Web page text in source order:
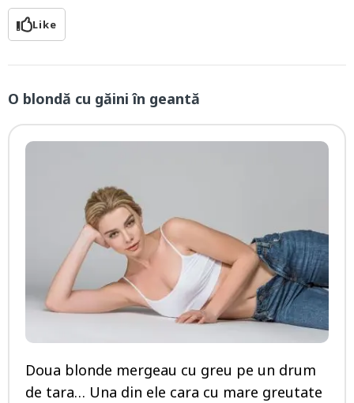
Like
O blondă cu găini în geantă
Doua blonde mergeau cu greu pe un drum
de tara… Una din ele cara cu mare greutate